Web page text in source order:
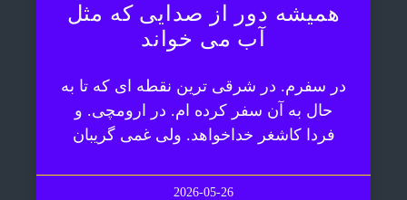
همیشه دور از صدایی که مثل
آب می خواند
در سفرم. در شرقی ترین نقطه ای که تا به
حال به آن سفر کرده ام. در ارومچی. و
فردا کاشغر خداخواهد. ولی غمی گریبان
2026-05-26